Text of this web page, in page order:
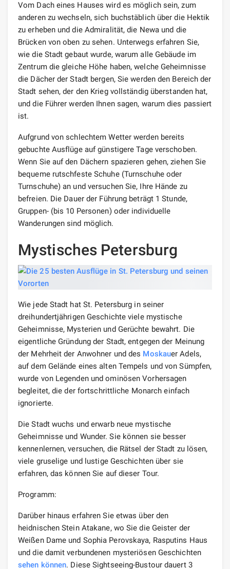
Vom Dach eines Hauses wird es möglich sein, zum
anderen zu wechseln, sich buchstäblich über die Hektik
zu erheben und die Admiralität, die Newa und die
Brücken von oben zu sehen. Unterwegs erfahren Sie,
wie die Stadt gebaut wurde, warum alle Gebäude im
Zentrum die gleiche Höhe haben, welche Geheimnisse
die Dächer der Stadt bergen, Sie werden den Bereich der
Stadt sehen, der den Krieg vollständig überstanden hat,
und die Führer werden Ihnen sagen, warum dies passiert
ist.
Aufgrund von schlechtem Wetter werden bereits
gebuchte Ausflüge auf günstigere Tage verschoben.
Wenn Sie auf den Dächern spazieren gehen, ziehen Sie
bequeme rutschfeste Schuhe (Turnschuhe oder
Turnschuhe) an und versuchen Sie, Ihre Hände zu
befreien. Die Dauer der Führung beträgt 1 Stunde,
Gruppen- (bis 10 Personen) oder individuelle
Wanderungen sind möglich.
Mystisches Petersburg
Wie jede Stadt hat St. Petersburg in seiner
dreihundertjährigen Geschichte viele mystische
Geheimnisse, Mysterien und Gerüchte bewahrt. Die
eigentliche Gründung der Stadt, entgegen der Meinung
der Mehrheit der Anwohner und des Moskauer Adels,
auf dem Gelände eines alten Tempels und von Sümpfen,
wurde von Legenden und ominösen Vorhersagen
begleitet, die der fortschrittliche Monarch einfach
ignorierte.
Die Stadt wuchs und erwarb neue mystische
Geheimnisse und Wunder. Sie können sie besser
kennenlernen, versuchen, die Rätsel der Stadt zu lösen,
viele gruselige und lustige Geschichten über sie
erfahren, das können Sie auf dieser Tour.
Programm:
Darüber hinaus erfahren Sie etwas über den
heidnischen Stein Atakane, wo Sie die Geister der
Weißen Dame und Sophia Perovskaya, Rasputins Haus
und die damit verbundenen mysteriösen Geschichten
sehen können. Diese Sightseeing-Bustour dauert 3